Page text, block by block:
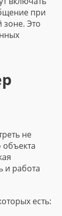
при
Это
не
объекта
и работа
есть: